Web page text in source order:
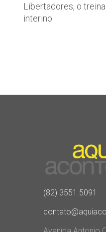
Libertadores, o
interino.
(82) 3551.5091